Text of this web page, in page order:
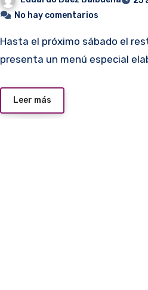
No hay comentarios
Hasta el próximo sábado el restaurante Le Sommelier
presenta un menú especial
Leer más